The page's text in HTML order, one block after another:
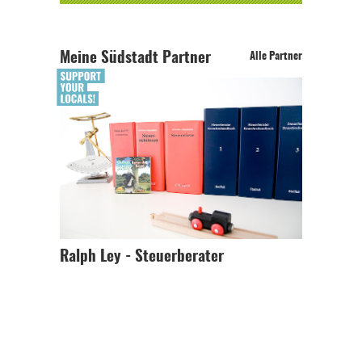
Meine Südstadt Partner Alle Partner
Ralph Ley - Steuerberater